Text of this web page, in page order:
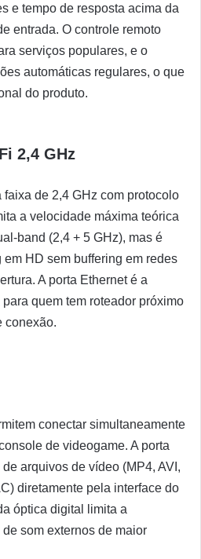
e tempo de resposta acima da
entrada. O controle remoto
serviços populares, e o
automáticas regulares, o que
do produto.
2,4 GHz
de 2,4 GHz com protocolo
a velocidade máxima teórica
band (2,4 + 5 GHz), mas é
HD sem buffering em redes
A porta Ethernet é a
quem tem roteador próximo
conexão.
conectar simultaneamente
de videogame. A porta
arquivos de vídeo (MP4, AVI,
diretamente pela interface do
óptica digital limita a
som externos de maior